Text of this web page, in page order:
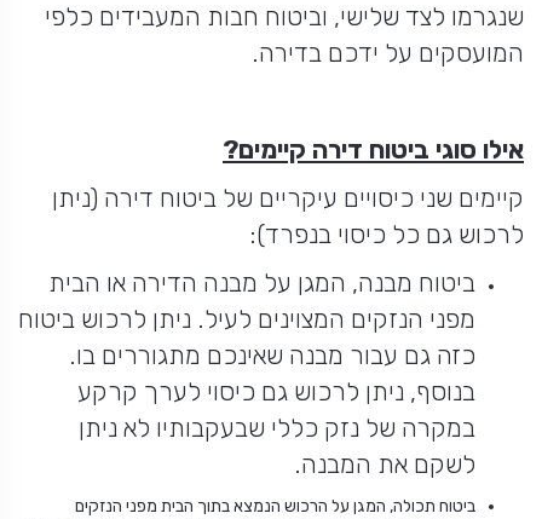
שנגרמו לצד שלישי, וביטוח חבות המעבידים כלפי
המועסקים על ידכם בדירה.
אילו סוגי ביטוח דירה קיימים?
קיימים שני כיסויים עיקריים של ביטוח דירה (ניתן
לרכוש גם כל כיסוי בנפרד):
ביטוח מבנה, המגן על מבנה הדירה או הבית
מפני הנזקים המצוינים לעיל. ניתן לרכוש ביטוח
כזה גם עבור מבנה שאינכם מתגוררים בו.
בנוסף, ניתן לרכוש גם כיסוי לערך קרקע
במקרה של נזק כללי שבעקבותיו לא ניתן
לשקם את המבנה.
ביטוח תכולה, המגן על הרכוש הנמצא בתוך הבית מפני הנזקים